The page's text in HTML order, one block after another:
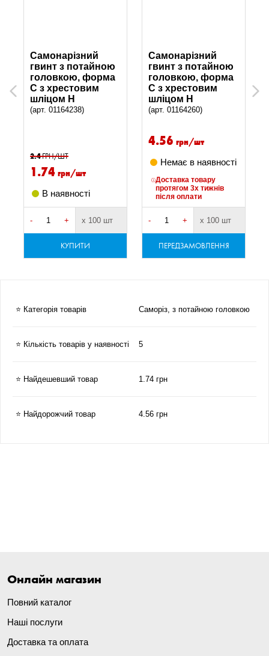
Previous
Самонарізний
гвинт з потайною
головкою, форма
C з хрестовим
шліцом H
(арт. 01164238)
2.4ГРН/ШТ
1.74 грн/шт
В наявності
- + х 100 шт
КУПИТИ
Самонарізний
гвинт з потайною
головкою, форма
C з хрестовим
шліцом H
(арт. 01164260)
4.56 грн/шт
Немає в наявності
Доставка товару
протягом 3х тижнів
після оплати
- + х 100 шт
ПЕРЕДЗАМОВЛЕННЯ
Next
⭐ Категорія товарів Саморіз, з потайною головкою
⭐ Кількість товарів у наявності 5
⭐ Найдешевший товар 1.74 грн
⭐ Найдорожчий товар 4.56 грн
Онлайн магазин
Повний каталог
Наші послуги
Доставка та оплата